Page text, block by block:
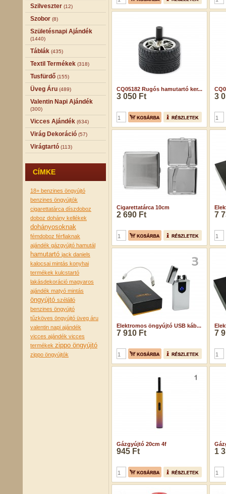
Szilveszter (12)
Szobor (8)
Születésnapi Ajándék
(1440)
Táblák (435)
Textil Termékek (318)
Tusfürdő (155)
Üveg Áru (489)
Valentin Napi Ajándék
(300)
Vicces Ajándék (634)
Virág Dekoráció (57)
Virágtartó (113)
CÍMKE
18+ benzines öngyújtó
benzines öngyújtók
cigarettatárca díszdoboz
doboz dohány kellékek
dohányosoknak
fémdoboz férfiaknak
ajándék gázgyújtó hamutál
hamutartó jack daniels
kalocsai mintás konyhai
termékek kulcstartó
lakásdekoráció magyaros
ajándék matyó mintás
öngyújtó szélálló
benzines öngyújtó
tűzköves öngyújtó üveg áru
valentin napi ajándék
vicces ajándék vicces
termékek zippo öngyújtó
zippo öngyújtók
CQ05182 Rugós hamutartó ker...
3 050 Ft 3
Cigarettatárca 10cm
2 690 Ft 7
Elektromos öngyújtó USB káb...
7 910 Ft 7
Gázgyújtó 20cm 4f
945 Ft 1